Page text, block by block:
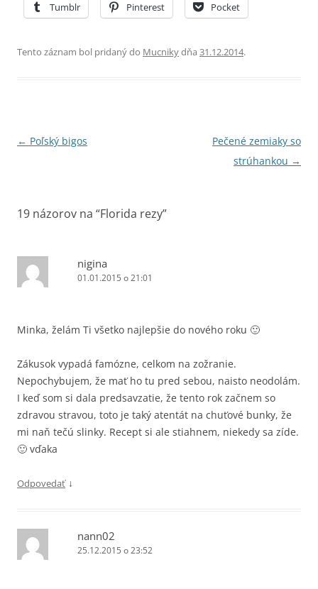
Tumblr Pinterest Pocket
Tento záznam bol pridaný do Mucnikydňa 31.12.2014.
Navigácia
← Poľský bigos
Pečené zemiaky so
strúhankou →
19 názorov na “Florida rezy”
nigina
01.01.2015 o 21:01
Minka, želám Ti všetko najlepšie do nového roku 🙂
Zákusok vypadá famózne, celkom na zožranie.
Nepochybujem, že mať ho tu pred sebou, naisto neodolám.
I keď som si dala predsavzatie, že tento rok začnem so
zdravou stravou, toto je taký atentát na chuťové bunky, že
mi naň tečú slinky. Recept si ale stiahnem, niekedy sa zíde.
🙂 vďaka
Odpovedať ↓
nann02
25.12.2015 o 23:52